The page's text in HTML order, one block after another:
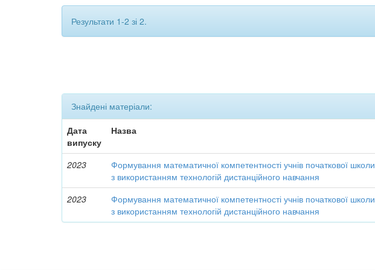
Результати 1-2 зі 2.
Знайдені матеріали:
Дата
випуску
Назва
2023
Формування математичної компетентності учнів початкової школи
з використанням технологій дистанційного навчання
2023
Формування математичної компетентності учнів початкової школи
з використанням технологій дистанційного навчання